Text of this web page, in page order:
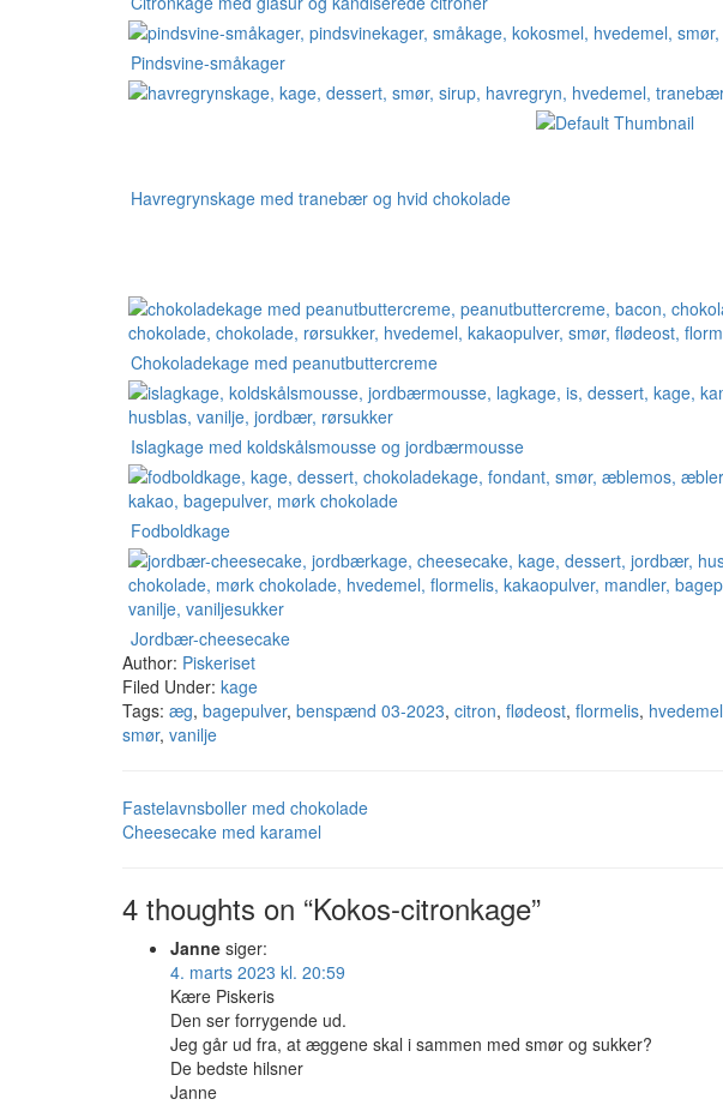
Pindsvine-småkager
Havregrynskage med tranebær og hvid chokolade
Chokoladekage med peanutbuttercreme
Islagkage med koldskålsmousse og jordbærmousse
Fodboldkage
Jordbær-cheesecake
Author: Piskeriset
Filed Under: kage
Tags: æg, bagepulver, benspænd 03-2023, citron, flødeost, flormelis, hvedemel
smør, vanilje
Fastelavnsboller med chokolade
Cheesecake med karamel
4 thoughts on “Kokos-citronkage”
Janne siger:
4. marts 2023 kl. 20:59
Kære Piskeris
Den ser forrygende ud.
Jeg går ud fra, at æggene skal i sammen med smør og sukker?
De bedste hilsner
Janne